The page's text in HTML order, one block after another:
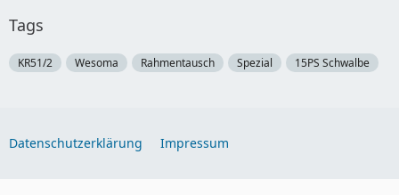
Tags
KR51/2 Wesoma Rahmentausch Spezial 15PS Schwalbe
Datenschutzerklärung Impressum